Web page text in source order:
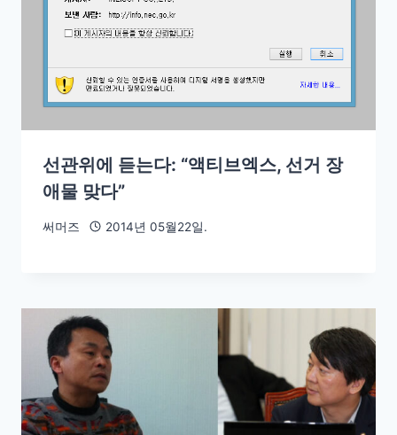
선관위에 듣는다: “액티브엑스, 선거 장
애물 맞다”
써머즈 2014년 05월22일.